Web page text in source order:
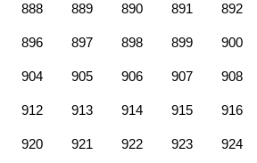
888 889 890 891 892
896 897 898 899 900
904 905 906 907 908
912 913 914 915 916
920 921 922 923 924